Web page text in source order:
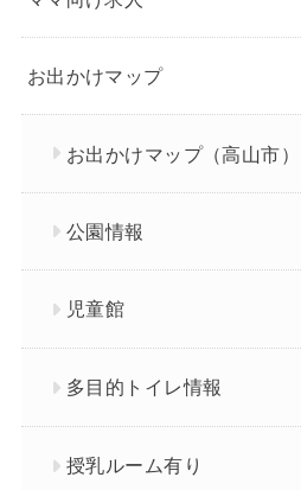
お出かけマップ
お出かけマップ（高山市）
公園情報
児童館
多目的トイレ情報
授乳ルーム有り